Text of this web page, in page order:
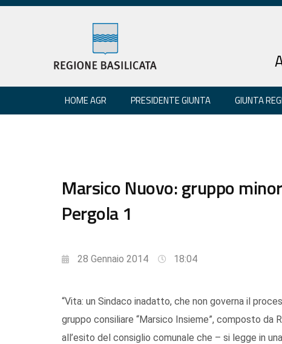
HOME AGR PRESIDENTE GIUNTA GIUNTA
Marsico Nuovo: gruppo
Pergola 1
28 Gennaio 2014 18:04
“Vita: un Sindaco inadatto, che non governa il
gruppo consiliare “Marsico Insieme”, composto
all’esito del consiglio comunale che – si legge in